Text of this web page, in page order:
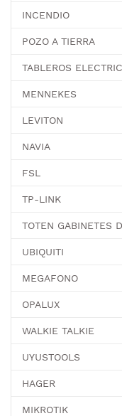
INCENDIO
POZO A TIERRA
TABLEROS
MENNEKES
LEVITON
NAVIA
FSL
TP-LINK
TOTEN GABINETES
UBIQUITI
MEGAFONO
OPALUX
WALKIE TALKIE
UYUSTOOLS
HAGER
MIKROTIK